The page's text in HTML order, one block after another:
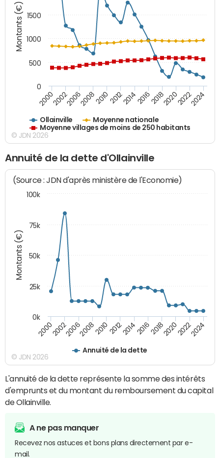
Montants (€)
Ollainville
Moyenne nationale
Moyenne villages de moins de 250 habitants
200020022006200820102012201420162018202020222024
0
500
1000
1500
© JDN 2026
Annuité de la dette d'Ollainville
Montants (€)
(Source : JDN d'après ministère de l'Economie)
Annuité de la dette
200020022006200820102012201420162018202020222024
0k
25k
50k
75k
100k
© JDN 2026
L'annuité de la dette représente la somme des intérêts
d'emprunts et du montant du remboursement du capital
de Ollainville.
A ne pas manquer
Recevez nos astuces et bons plans directement par e-
mail.